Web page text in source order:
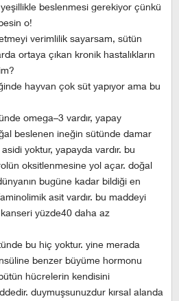
beslenmesi gerekiyor çünkü
o!
verimlilik sayarsam, sütün
ortaya çıkan kronik hastalıkların
hayvan çok süt yapıyor ama bu
omega–3 vardır, yapay
beslenen ineğin sütünde damar
yoktur, yapayda vardır. bu
oksitlenmesine yol açar. doğal
bugüne kadar bildiği en
asit vardır. bu maddeyi
yüzde40 daha az
bu hiç yoktur. yine merada
benzer büyüme hormonu
bütün hücrelerin kendisini
duymuşsunuzdur kırsal alanda